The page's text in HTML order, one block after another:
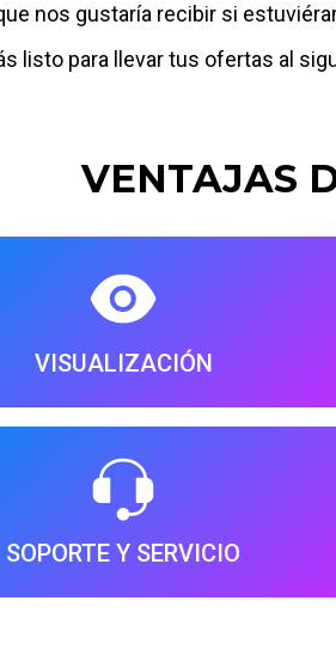
nos gustaría recibir si
listo para llevar tus ofertas al
VENTAJAS
VISUALIZACIÓN
SOPORTE Y SERVICIO